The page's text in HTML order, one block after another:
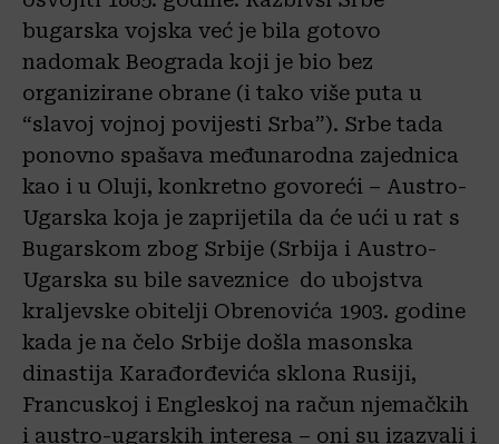
bugarska vojska već je bila gotovo
nadomak Beograda koji je bio bez
organizirane obrane (i tako više puta u
“slavoj vojnoj povijesti Srba”). Srbe tada
ponovno spašava međunarodna zajednica
kao i u Oluji, konkretno govoreći – Austro-
Ugarska koja je zaprijetila da će ući u rat s
Bugarskom zbog Srbije (Srbija i Austro-
Ugarska su bile saveznice do ubojstva
kraljevske obitelji Obrenovića 1903. godine
kada je na čelo Srbije došla masonska
dinastija Karađorđevića sklona Rusiji,
Francuskoj i Engleskoj na račun njemačkih
i austro-ugarskih interesa – oni su izazvali i